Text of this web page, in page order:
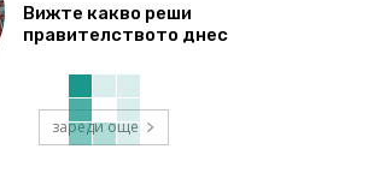
Вижте какво реши
правителството днес
зареди още